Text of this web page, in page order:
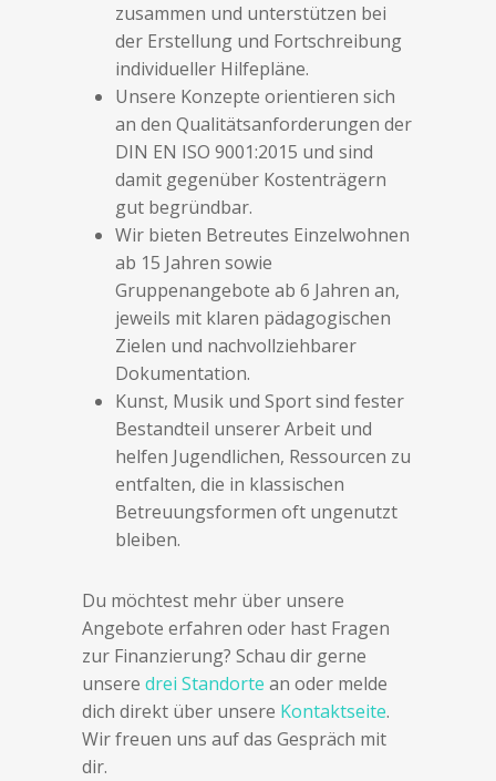
zusammen und unterstützen bei
der Erstellung und Fortschreibung
individueller Hilfepläne.
Unsere Konzepte orientieren sich
an den Qualitätsanforderungen der
DIN EN ISO 9001:2015 und sind
damit gegenüber Kostenträgern
gut begründbar.
Wir bieten Betreutes Einzelwohnen
ab 15 Jahren sowie
Gruppenangebote ab 6 Jahren an,
jeweils mit klaren pädagogischen
Zielen und nachvollziehbarer
Dokumentation.
Kunst, Musik und Sport sind fester
Bestandteil unserer Arbeit und
helfen Jugendlichen, Ressourcen zu
entfalten, die in klassischen
Betreuungsformen oft ungenutzt
bleiben.
Du möchtest mehr über unsere
Angebote erfahren oder hast Fragen
zur Finanzierung? Schau dir gerne
unsere drei Standorte an oder melde
dich direkt über unsere Kontaktseite.
Wir freuen uns auf das Gespräch mit
dir.